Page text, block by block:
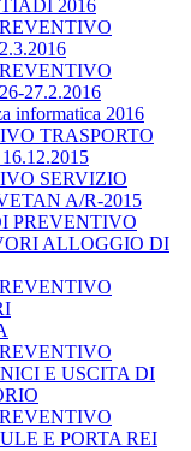
2016
27.2.2016
informatica 2016
TRASPORTO
SERVIZIO
A/R-2015
PREVENTIVO
ALLOGGIO DI
E USCITA DI
E PORTA REI